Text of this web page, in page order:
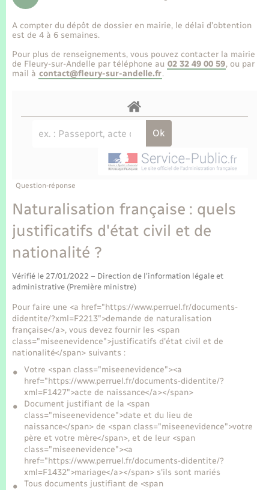
Etat-civil - Papiers - Citoyenneté
Mariage – PACS
Parrainage civil
Logement - Urbanisme
Nouvel habitant
Organisation d’événement
Sécurité - Prévention
Seniors
Transports
Transports scolaires
Voirie et espace public
Travaux - Autorisation d’occupation de l’espace
public
Compétences
Plan interactif
La Communauté de communes
A compter du dépôt de dossier en mairie, le délai d’obtention
est de 4 à 6 semaines.
Pour plus de renseignements, vous pouvez contacter la mairie
de Fleury-sur-Andelle par téléphone au 02 32 49 00 59, ou par
mail à contact@fleury-sur-andelle.fr.
Question-réponse
Naturalisation française : quels
justificatifs d'état civil et de
nationalité ?
Vérifié le 27/01/2022 – Direction de l'information légale et
administrative (Première ministre)
Pour faire une <a href="https://www.perruel.fr/documents-
didentite/?xml=F2213">demande de naturalisation
française</a>, vous devez fournir les <span
class="miseenevidence">justificatifs d'état civil et de
nationalité</span> suivants :
Votre <span class="miseenevidence"><a
href="https://www.perruel.fr/documents-didentite/?
xml=F1427">acte de naissance</a></span>
Document justifiant de la <span
class="miseenevidence">date et du lieu de
naissance</span> de <span class="miseenevidence">votre
père et votre mère</span>, et de leur <span
class="miseenevidence"><a
href="https://www.perruel.fr/documents-didentite/?
xml=F1432">mariage</a></span> s'ils sont mariés
Tous documents justifiant de <span